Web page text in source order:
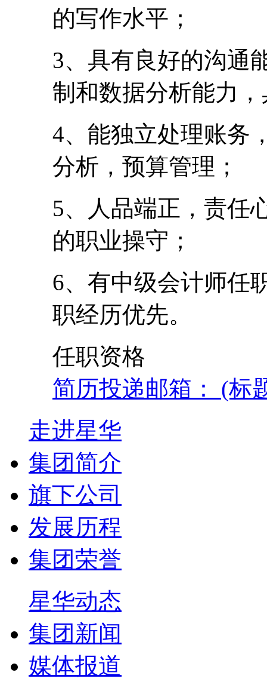
的写作水平；
3、具有良好的沟通
制和数据分析能力
4、能独立处理账务
分析，预算管理；
5、人品端正，责任
的职业操守；
6、有中级会计师任
职经历优先。
任职资格
简历投递邮箱： (标
走进星华
集团简介
旗下公司
发展历程
集团荣誉
星华动态
集团新闻
媒体报道